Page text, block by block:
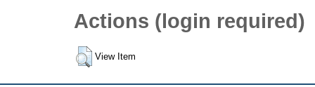
Actions (login required)
View Item